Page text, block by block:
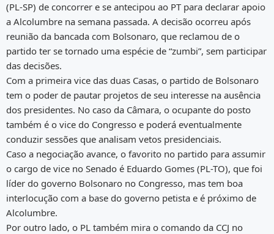
(PL-SP) de concorrer e se antecipou ao PT para declarar apoio
a Alcolumbre na semana passada. A decisão ocorreu após
reunião da bancada com Bolsonaro, que reclamou de o
partido ter se tornado uma espécie de “zumbi”, sem participar
das decisões.
Com a primeira vice das duas Casas, o partido de Bolsonaro
tem o poder de pautar projetos de seu interesse na ausência
dos presidentes. No caso da Câmara, o ocupante do posto
também é o vice do Congresso e poderá eventualmente
conduzir sessões que analisam vetos presidenciais.
Caso a negociação avance, o favorito no partido para assumir
o cargo de vice no Senado é Eduardo Gomes (PL-TO), que foi
líder do governo Bolsonaro no Congresso, mas tem boa
interlocução com a base do governo petista e é próximo de
Alcolumbre.
Por outro lado, o PL também mira o comando da CCJ no